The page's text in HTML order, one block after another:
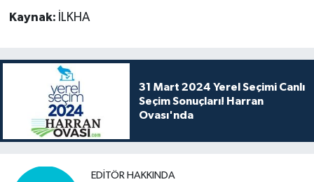
Kaynak: İLKHA
31 Mart 2024 Yerel Seçimi Canlı
Seçim Sonuçları! Harran
Ovası'nda
EDITÖR HAKKINDA